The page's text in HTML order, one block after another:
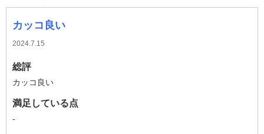
カッコ良い
2024.7.15
総評
カッコ良い
満足している点
-